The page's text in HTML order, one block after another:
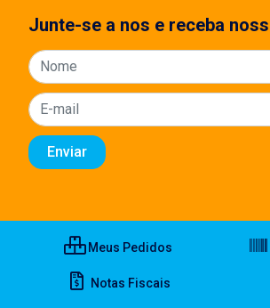
Junte-se a nos e receba
Meus Pedidos
Notas Fiscais